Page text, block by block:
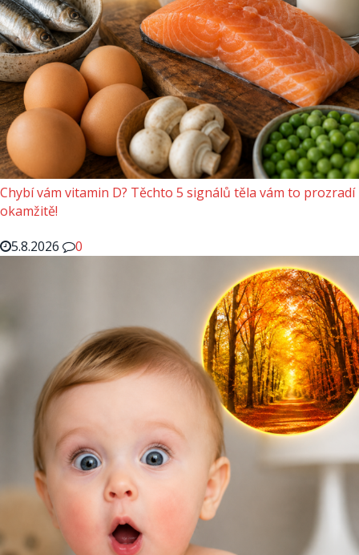
Chybí vám vitamin D? Těchto 5 signálů těla vám to prozradí
okamžitě!
5.8.2026
0